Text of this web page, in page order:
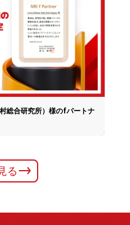
総合研究所）様のfパートナ
る